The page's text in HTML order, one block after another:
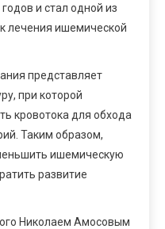
и стал одной из
лечения ишемической
представляет
при которой
кровотока для обхода
Таким образом,
ишемическую
развитие
Николаем Амосовым